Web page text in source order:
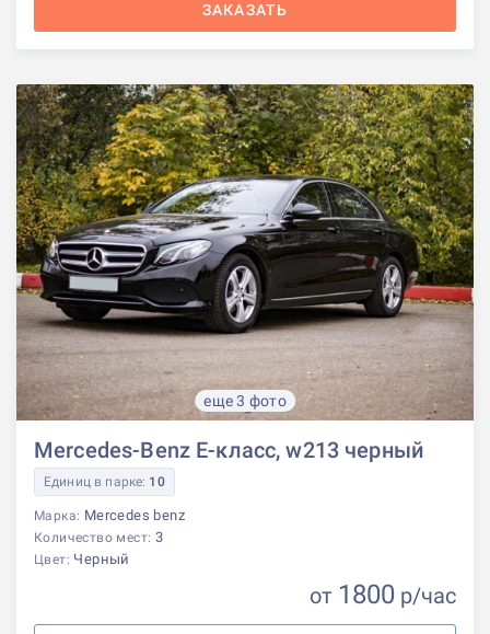
ЗАКАЗАТЬ
еще 3 фото
Mercedes-Benz E-класс, w213 черный
Единиц в парке: 10
Марка: Mercedes benz
Количество мест: 3
Цвет: Черный
от 1800 р/час